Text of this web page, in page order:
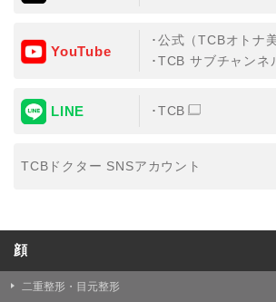
③共同利用する者の利用目的
【外部委託について】
おいて、取得情報の取扱いの全部また
務委託先に委託することがあります。
TCBグループは、個人情報保護法その
められる場合を除き、患者様の同意な
YouTube
公式（TCBオトナ
TCB サブチャンネ
LINE TCB
TCBドクター SNSアカウント
顔
二重整形・目元整形